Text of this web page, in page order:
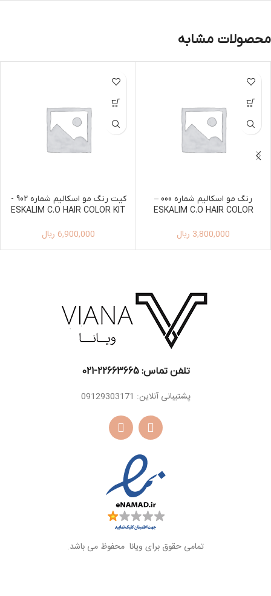
محصولات مشابه
رنگ مو اسکالیم شماره 000 –
ESKALIM C.O HAIR COLOR
3,800,000 ریال
کیت رنگ مو اسکالیم شماره 902 -
ESKALIM C.O HAIR COLOR KIT
6,900,000 ریال
تلفن تماس: 22663665-021​
پشتیبانی آنلاین: 09129303171
تمامی حقوق برای ویانا محفوظ می باشد.